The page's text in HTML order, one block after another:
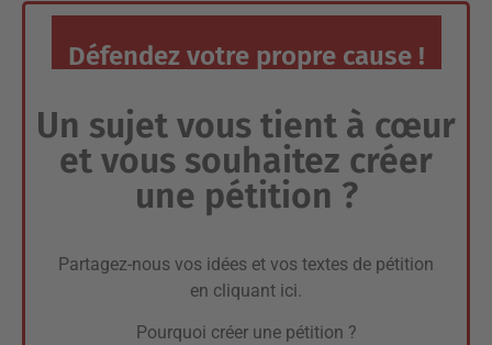
Défendez votre propre cause !
Un sujet vous tient à cœur
et vous souhaitez créer
une pétition ?
Partagez-nous vos idées et vos textes de pétition
en cliquant ici.
Pourquoi créer une pétition ?